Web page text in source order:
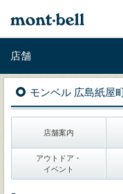
店舗
モンベル 広島紙屋
店舗案内
アウトドア・
イベント